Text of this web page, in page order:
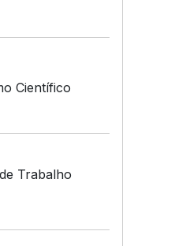
Científico
Trabalho